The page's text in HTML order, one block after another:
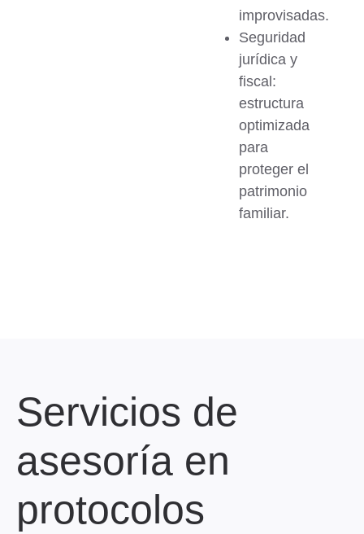
improvisadas.
Seguridad
jurídica y
fiscal:
estructura
optimizada
para
proteger el
patrimonio
familiar.
Servicios de
asesoría en
protocolos